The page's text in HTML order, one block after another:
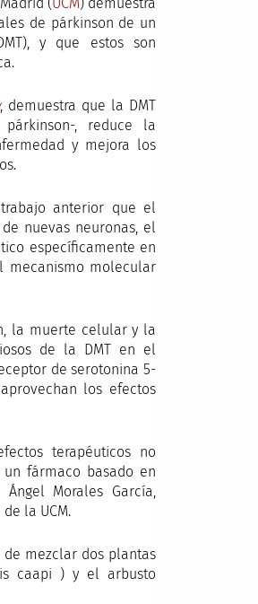
(UCM) demuestra
de párkinson de un
y que estos son
, demuestra que la DMT
, reduce la
y mejora los
anterior que el
nuevas neuronas, el
específicamente en
mecanismo molecular
la muerte celular y la
de la DMT en el
de serotonina 5-
los efectos
terapéuticos no
fármaco basado en
Morales García,
la UCM.
de mezclar dos plantas
caapi ) y el arbusto